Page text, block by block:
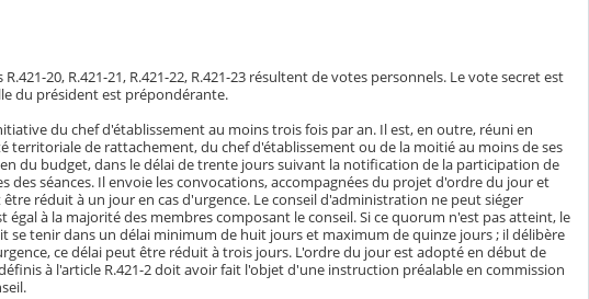
20, R.421-21, R.421-22, R.421-23 résultent de votes personnels. Le vote secret est
du président est prépondérante.
du chef d'établissement au moins trois fois par an. Il est, en outre, réuni en
de rattachement, du chef d'établissement ou de la moitié au moins de ses
du budget, dans le délai de trente jours suivant la notification de la participation de
séances. Il envoie les convocations, accompagnées du projet d'ordre du jour et
réduit à un jour en cas d'urgence. Le conseil d'administration ne peut siéger
à la majorité des membres composant le conseil. Si ce quorum n'est pas atteint, le
tenir dans un délai minimum de huit jours et maximum de quinze jours ; il délibère
ce délai peut être réduit à trois jours. L'ordre du jour est adopté en début de
à l'article R.421-2 doit avoir fait l'objet d'une instruction préalable en commission